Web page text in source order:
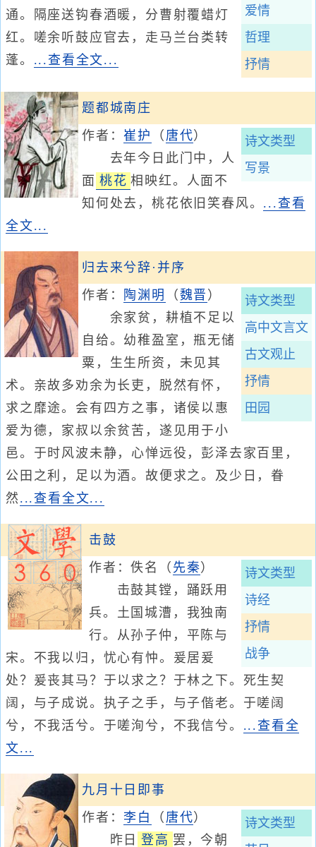
爱情
哲理
抒情
通。隔座送钩春酒暖，分曹射覆蜡灯
红。嗟余听鼓应官去，走马兰台类转
蓬。 ...查看全文...
题都城南庄
诗文类型
写景
作者：崔护 （ 唐代）
去年今日此门中，人
面 桃花 相映红。人面不
知何处去，桃花依旧笑春风。 ...查看
全文...
归去来兮辞·并序
诗文类型
高中文言文
古文观止
抒情
田园
作者： 陶渊明 （ 魏晋 ）
余家贫，耕植不足以
自给。幼稚盈室，瓶无储
粟，生生所资，未见其
术。亲故多劝余为长吏，脱然有怀，
求之靡途。会有四方之事，诸侯以惠
爱为德，家叔以余贫苦，遂见用于小
邑。于时风波未静，心惮远役，彭泽去家百里，
公田之利，足以为酒。故便求之。及少日，眷
然 ...查看全文...
击鼓
诗文类型
诗经
抒情
战争
作者：佚名 （ 先秦）
击鼓其镗，踊跃用
兵。土国城漕，我独南
行。从孙子仲，平陈与
宋。不我以归，忧心有忡。爰居爰
处？爰丧其马？于以求之？于林之下。死生契
阔，与子成说。执子之手，与子偕老。于嗟阔
兮，不我活兮。于嗟洵兮，不我信兮。 ...查看全
文...
九月十日即事
诗文类型
作者：李白 （ 唐代）
昨日 登高 罢，今朝